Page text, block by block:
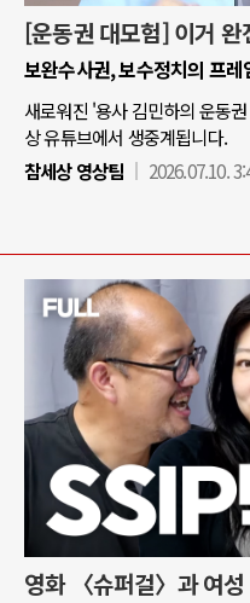
[운동권 대모험] 이거
보완수사권, 보수정치의 프
새로워진 '용사 김민하의 운동
상 유튜브에서 생중계됩니다.
참세상 영상팀
2026.07.10.
영화 〈슈퍼걸〉과 여